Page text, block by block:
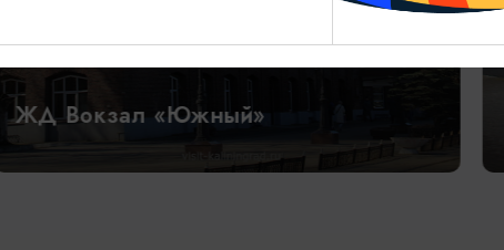
ЖД Вокзал «Южный»